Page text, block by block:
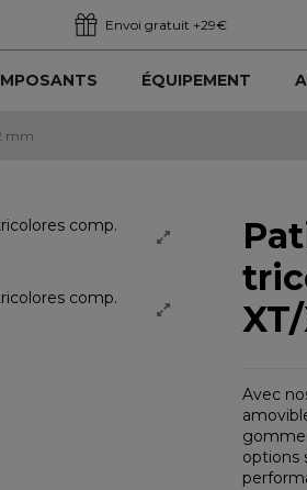
Envoi gratuit +29€
ÉQUIPEMENT
mm
Avec
gomme
options